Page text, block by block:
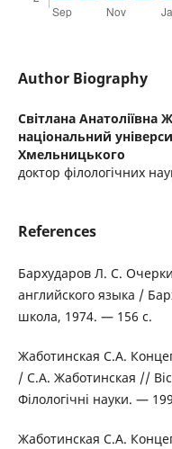
Author Biography
Світлана Анатоліївна
національний
Хмельницького
доктор філологічних
References
Бархударов Л. С.
английского языка /
школа, 1974. — 156 с.
Жаботинская С.А.
/ С.А. Жаботинская //
Філологічні науки. —
Жаботинская С.А.